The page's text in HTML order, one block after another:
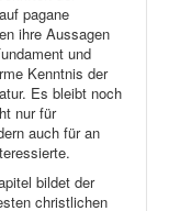
pagane
ihre Aussagen
und
Kenntnis der
Es bleibt noch
nur für
auch für an
bildet der
christlichen